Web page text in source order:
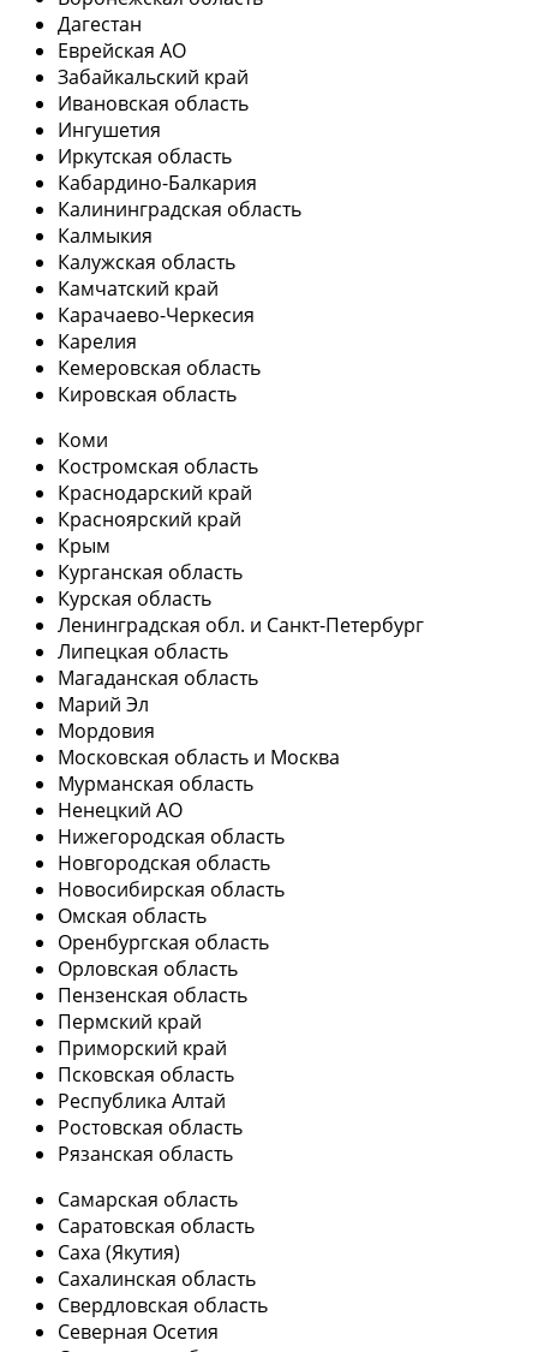
Дагестан
Еврейская АО
Забайкальский край
Ивановская область
Ингушетия
Иркутская область
Кабардино-Балкария
Калининградская область
Калмыкия
Калужская область
Камчатский край
Карачаево-Черкесия
Карелия
Кемеровская область
Кировская область
Коми
Костромская область
Краснодарский край
Красноярский край
Крым
Курганская область
Курская область
Ленинградская обл. и Санкт-Петербург
Липецкая область
Магаданская область
Марий Эл
Мордовия
Московская область и Москва
Мурманская область
Ненецкий АО
Нижегородская область
Новгородская область
Новосибирская область
Омская область
Оренбургская область
Орловская область
Пензенская область
Пермский край
Приморский край
Псковская область
Республика Алтай
Ростовская область
Рязанская область
Самарская область
Саратовская область
Саха (Якутия)
Сахалинская область
Свердловская область
Северная Осетия